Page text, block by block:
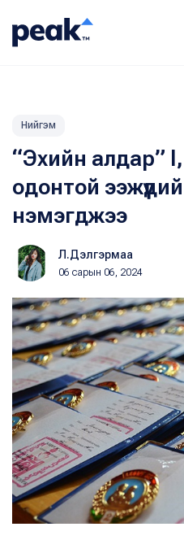
Нийгэм
“Эхийн алдар”
одонтой
нэмэгджээ
Л.Дэлгэрмаа
06 сарын 06, 2024